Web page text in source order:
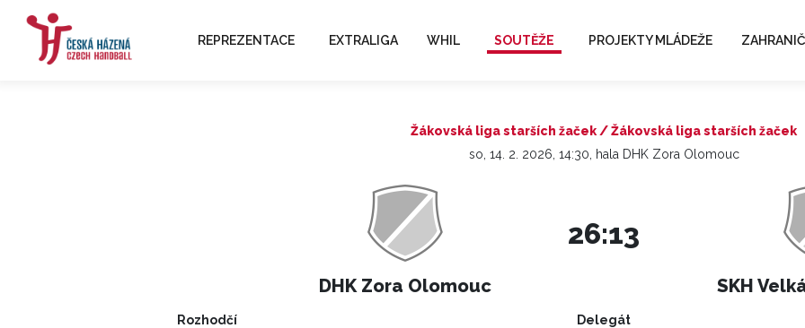
REPREZENTACE EXTRALIGA WHIL SOUTĚŽE PROJEKTY MLÁDEŽE
Žákovská liga starších žaček / Žákovská liga starších žaček
so, 14. 2. 2026, 14:30, hala DHK Zora Olomouc
DHK Zora Olomouc
26:13
SKH
Rozhodčí Delegát